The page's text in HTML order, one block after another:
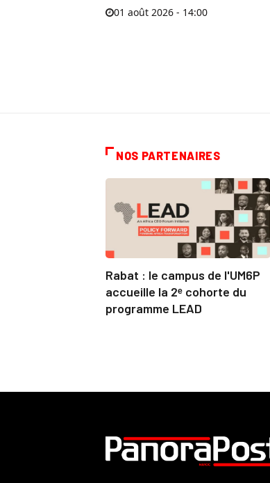
01 août 2026 - 14:00
NOS PARTENAIRES
Rabat : le campus de l'UM6P
accueille la 2ᵉ cohorte du
programme LEAD